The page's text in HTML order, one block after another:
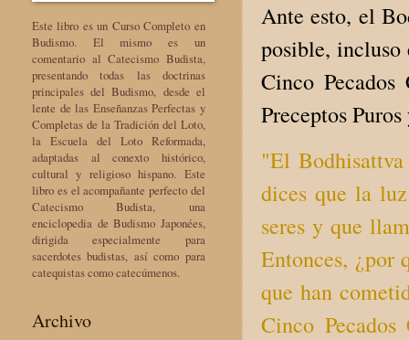
Ante esto, el
posible, incluso
Cinco
Preceptos
"El
dices que la
seres y que
Entonces, ¿por
que han
Cinco
Este libro es un Curso Completo en
Budismo. El mismo es un
comentario al Catecismo Budista,
presentando todas las doctrinas
principales del Budismo, desde el
lente de las Enseñanzas Perfectas y
Completas de la Tradición del Loto,
la Escuela del Loto Reformada,
adaptadas al conexto histórico,
cultural y religioso hispano. Este
libro es el acompañante perfecto del
Catecismo Budista, una
enciclopedia de Budismo Japonées,
dirigida especialmente para
sacerdotes budistas, así como para
catequistas como catecúmenos.
Archivo